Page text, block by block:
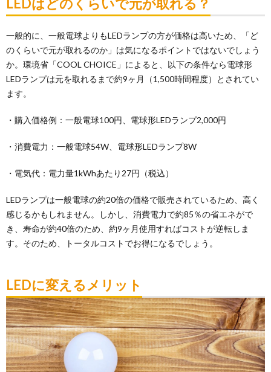
LEDはどのくらいで元が取れる？
一般的に、一般電球よりもLEDランプの方が価格は高いため、「ど
のくらいで元が取れるのか」は気になるポイントではないでしょう
か。環境省「COOL CHOICE」によると、以下の条件なら電球形
LEDランプは元を取れるまで約9ヶ月（1,500時間程度）とされてい
ます。
・購入価格例：一般電球100円、電球形LEDランプ2,000円
・消費電力：一般電球54W、電球形LEDランプ8W
・電気代：電力量1kWhあたり27円（税込）
LEDランプは一般電球の約20倍の価格で販売されているため、高く
感じるかもしれません。しかし、消費電力で約85％の省エネがで
き、寿命が約40倍のため、約9ヶ月使用すればコストが逆転しま
す。そのため、トータルコストでお得になるでしょう。
LEDに変えるメリット